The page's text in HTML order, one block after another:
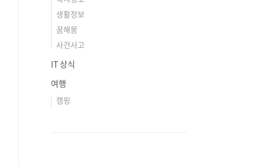
생활정보
꿈해몽
사건사고
IT 상식
여행
캠핑